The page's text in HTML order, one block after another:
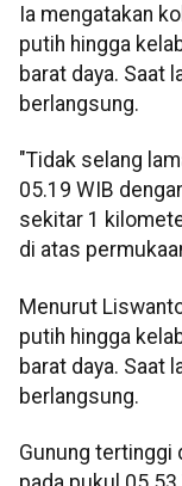
Ia mengatakan
putih hingga
barat daya. Saat
berlangsung.
"Tidak selang
05.19 WIB
sekitar 1
di atas
Menurut
putih hingga
barat daya. Saat
berlangsung.
Gunung tertinggi